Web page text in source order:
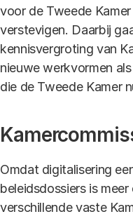
voor de Tweede
verstevigen. Daarbij
kennisvergroting van
nieuwe werkvormen
die de Tweede Kamer
Omdat digitalisering
beleidsdossiers is
verschillende vaste